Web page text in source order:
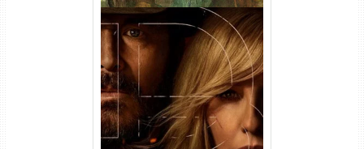
Rancho Dutton 1ª
Temporada Torrent (2026)
WEB-DL 1080p Dual Áudio